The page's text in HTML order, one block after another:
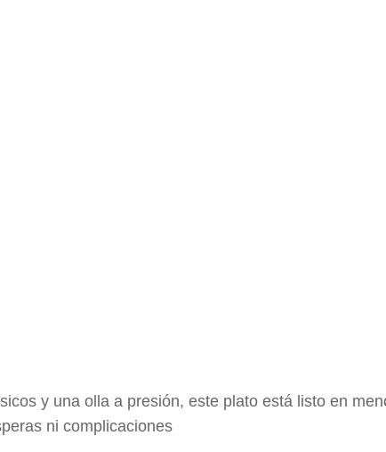
y una olla a presión, este plato está listo en
ni complicaciones